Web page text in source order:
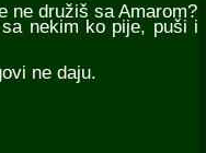
ne družiš sa Amarom?
nekim ko pije, puši i
ne daju.